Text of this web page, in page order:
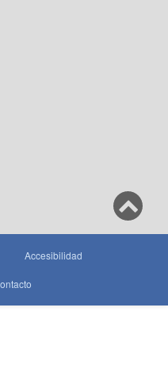
Accesibilidad